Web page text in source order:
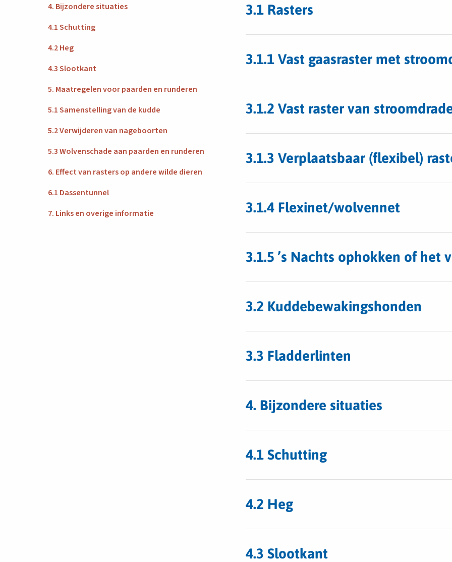
4. Bijzondere situaties
4.1 Schutting
4.2 Heg
4.3 Slootkant
5. Maatregelen voor paarden en runderen
5.1 Samenstelling van de kudde
5.2 Verwijderen van nageboorten
5.3 Wolvenschade aan paarden en runderen
6. Effect van rasters op andere wilde dieren
6.1 Dassentunnel
7. Links en overige informatie
3.1 Rasters
3.1.1 Vast gaasraster met
3.1.2 Vast raster van
3.1.3 Verplaatsbaar (flexibel)
3.1.4 Flexinet/wolvennet
3.1.5 ’s Nachts ophokken of het
3.2 Kuddebewakingshonden
3.3 Fladderlinten
4. Bijzondere situaties
4.1 Schutting
4.2 Heg
4.3 Slootkant